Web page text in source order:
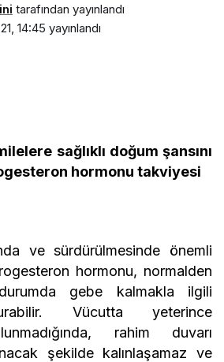
tarafından yayınlandı
14:45 yayınlandı
sağlıklı doğum şansını
hormonu takviyesi
ve sürdürülmesinde önemli
hormonu, normalden
durumda gebe kalmakla ilgili
Vücutta yeterince
rahim duvarı
şekilde kalınlaşamaz ve